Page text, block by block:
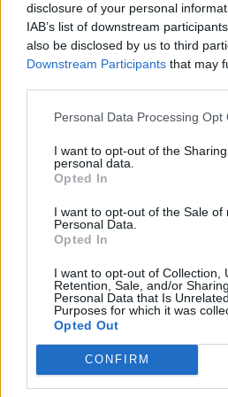
disclosure of your personal
IAB’s list of downstream
also be disclosed by us to third
Downstream Participants that may
Personal Data Processing Opt
I want to opt-out of the
personal data.
Opted In
I want to opt-out of the Sale of
Personal Data.
Opted In
I want to opt-out of Collection,
Retention, Sale, and/or
Personal Data that Is
Purposes for which it was
Opted Out
CONFIRM
Chanson
Paroles + Traduction